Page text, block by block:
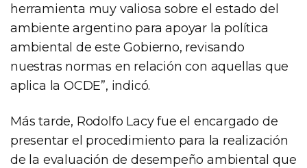
herramienta muy valiosa sobre el estado del
ambiente argentino para apoyar la política
ambiental de este Gobierno, revisando
nuestras normas en relación con aquellas que
aplica la OCDE”, indicó.
Más tarde, Rodolfo Lacy fue el encargado de
presentar el procedimiento para la realización
de la evaluación de desempeño ambiental que